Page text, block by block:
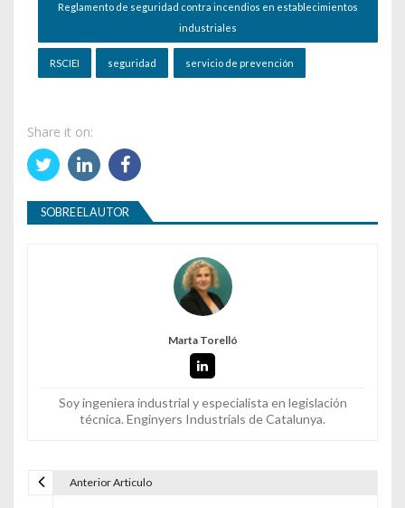
Reglamento de seguridad contra incendios en establecimientos
industriales
RSCIEI seguridad servicio de prevención
Share it on:
SOBRE EL AUTOR
Marta Torelló
Soy ingeniera industrial y especialista en legislación
técnica. Enginyers Industrials de Catalunya.
Navegación de entradas
Anterior Articulo